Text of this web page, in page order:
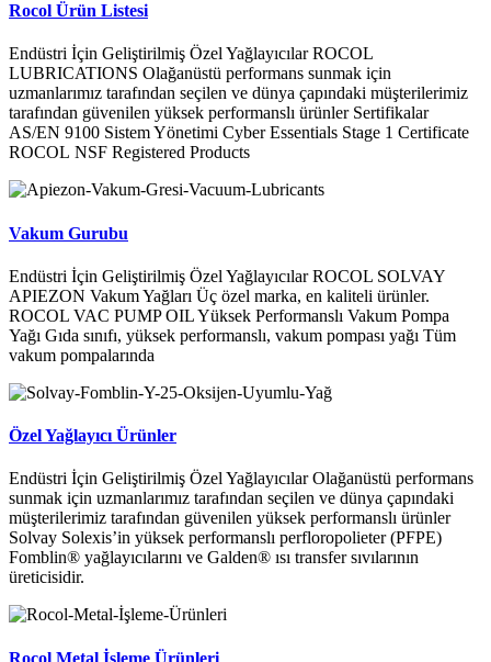
Rocol Ürün Listesi
Endüstri İçin Geliştirilmiş Özel Yağlayıcılar ROCOL
LUBRICATIONS Olağanüstü performans sunmak için
uzmanlarımız tarafından seçilen ve dünya çapındaki müşterilerimiz
tarafından güvenilen yüksek performanslı ürünler Sertifikalar
AS/EN 9100 Sistem Yönetimi Cyber Essentials Stage 1 Certificate
ROCOL NSF Registered Products
Vakum Gurubu
Endüstri İçin Geliştirilmiş Özel Yağlayıcılar ROCOL SOLVAY
APIEZON Vakum Yağları Üç özel marka, en kaliteli ürünler.
ROCOL VAC PUMP OIL Yüksek Performanslı Vakum Pompa
Yağı Gıda sınıfı, yüksek performanslı, vakum pompası yağı Tüm
vakum pompalarında
Özel Yağlayıcı Ürünler
Endüstri İçin Geliştirilmiş Özel Yağlayıcılar Olağanüstü performans
sunmak için uzmanlarımız tarafından seçilen ve dünya çapındaki
müşterilerimiz tarafından güvenilen yüksek performanslı ürünler
Solvay Solexis’in yüksek performanslı perfloropolieter (PFPE)
Fomblin® yağlayıcılarını ve Galden® ısı transfer sıvılarının
üreticisidir.
Rocol Metal İşleme Ürünleri